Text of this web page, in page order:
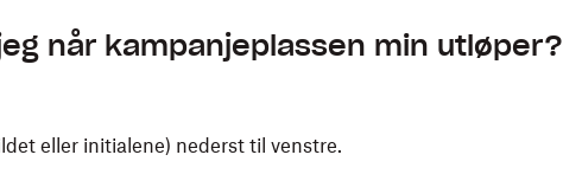
når kampanjeplassen min utløper?
eller initialene) nederst til venstre.